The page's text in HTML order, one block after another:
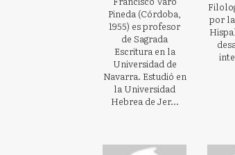
Pineda (Córdoba,
1955) es profesor
de Sagrada
Escritura en la
Universidad de
Navarra. Estudió en
la Universidad
Hebrea de Jer...
por